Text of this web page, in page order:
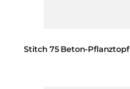
Stitch 75 Beton-Pflanztopf